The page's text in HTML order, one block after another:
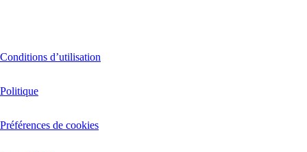
Conditions d’utilisation
Politique
Préférences de cookies